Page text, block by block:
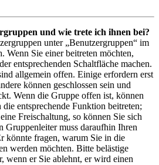
und wie trete ich ihnen bei?
unter „Benutzergruppen“ im
Wenn Sie einer beitreten möchten,
entsprechenden Schaltfläche machen.
allgemein offen. Einige erfordern erst
können geschlossen sein und
Wenn die Gruppe offen ist, können
entsprechende Funktion beitreten;
Freischaltung, so können Sie sich
Gruppenleiter muss daraufhin Ihren
könnte fragen, warum Sie in die
werden möchten. Bitte belästige
wenn er Sie ablehnt, er wird einen